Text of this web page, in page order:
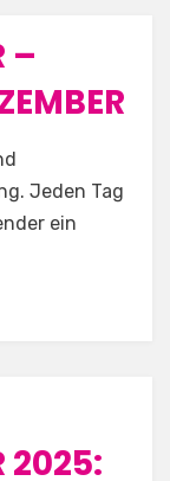
–
Jeden Tag
ein
2025: